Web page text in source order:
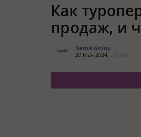
Как
продаж, и
Demis Group
20 Мая 2024,